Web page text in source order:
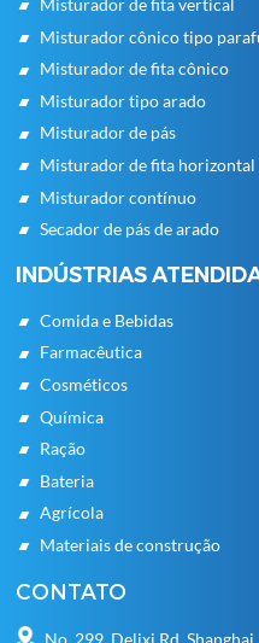
Misturador de fita vertical
Misturador cônico tipo
Misturador de fita cônico
Misturador tipo arado
Misturador de pás
Misturador de fita horizontal
Misturador contínuo
Secador de pás de arado
INDÚSTRIAS
Comida e Bebidas
Farmacêutica
Cosméticos
Química
Ração
Bateria
Agrícola
Materiais de construção
CONTATO
No. 299, Delixi Rd,